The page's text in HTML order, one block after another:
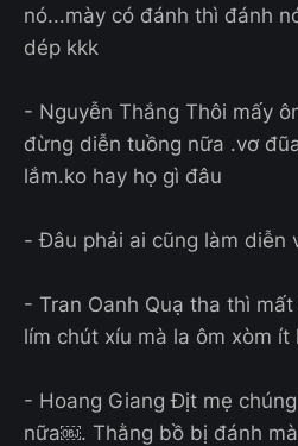
nó...mày có đánh thì đánh
dép kkk
- Nguyễn Thắng Thôi mấy
đừng diễn tuồng nữa .vơ
lắm.ko hay họ gì đâu
- Đâu phải ai cũng làm diễn
- Tran Oanh Quạ tha thì
lím chút xíu mà la ôm xòm ít
- Hoang Giang Địt mẹ
nữa￼. Thằng bồ bị đánh